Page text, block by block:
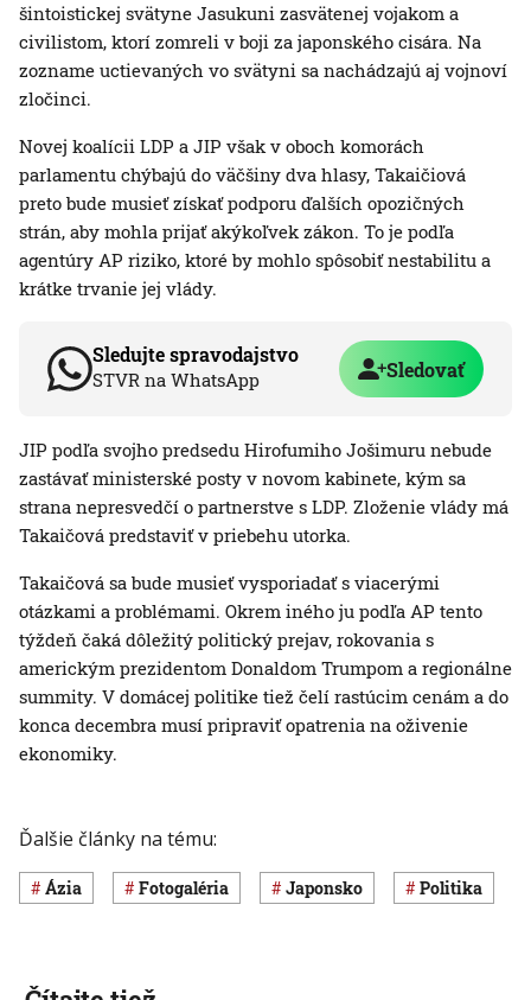
šintoistickej svätyne Jasukuni zasvätenej vojakom a
civilistom, ktorí zomreli v boji za japonského cisára. Na
zozname uctievaných vo svätyni sa nachádzajú aj vojnoví
zločinci.
Novej koalícii LDP a JIP však v oboch komorách
parlamentu chýbajú do väčšiny dva hlasy, Takaičiová
preto bude musieť získať podporu ďalších opozičných
strán, aby mohla prijať akýkoľvek zákon. To je podľa
agentúry AP riziko, ktoré by mohlo spôsobiť nestabilitu a
krátke trvanie jej vlády.
Sledujte spravodajstvo
STVR na WhatsApp Sledovať
JIP podľa svojho predsedu Hirofumiho Jošimuru nebude
zastávať ministerské posty v novom kabinete, kým sa
strana nepresvedčí o partnerstve s LDP. Zloženie vlády má
Takaičová predstaviť v priebehu utorka.
Takaičová sa bude musieť vysporiadať s viacerými
otázkami a problémami. Okrem iného ju podľa AP tento
týždeň čaká dôležitý politický prejav, rokovania s
americkým prezidentom Donaldom Trumpom a regionálne
summity. V domácej politike tiež čelí rastúcim cenám a do
konca decembra musí pripraviť opatrenia na oživenie
ekonomiky.
Ďalšie články na tému:
Ázia Fotogaléria Japonsko Politika